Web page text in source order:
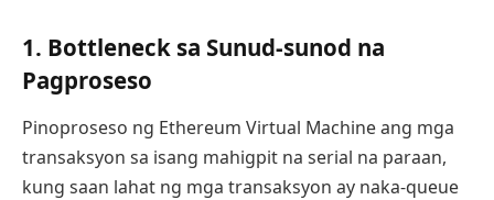
1. Bottleneck sa Sunud-sunod na
Pagproseso
Pinoproseso ng Ethereum Virtual Machine ang mga
transaksyon sa isang mahigpit na serial na paraan,
kung saan lahat ng mga transaksyon ay naka-queue